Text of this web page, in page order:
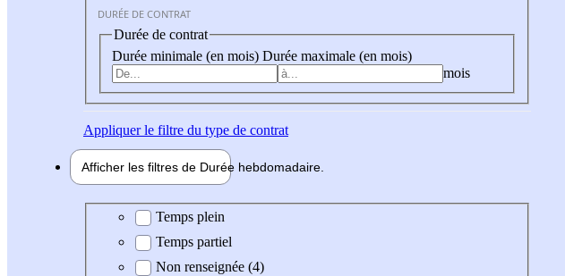
DURÉE DE CONTRAT
Durée de contrat
Durée minimale (en mois) Durée maximale (en mois)
mois
Appliquerle filtre du type de contrat
Afficher les filtres de Durée hebdomadaire
Durée hebdomadaire
Temps plein
Temps partiel
Non renseignée (4)